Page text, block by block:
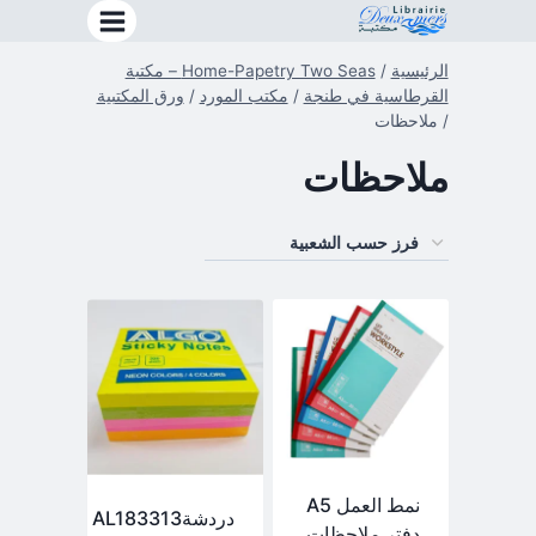
الرئيسية /
Home-Papetry Two Seas – مكتبة
القرطاسية في طنجة / مكتب المورد / ورق المكتبية
/ ملاحظات
ملاحظات
نمط العمل A5
دردشةAL183313